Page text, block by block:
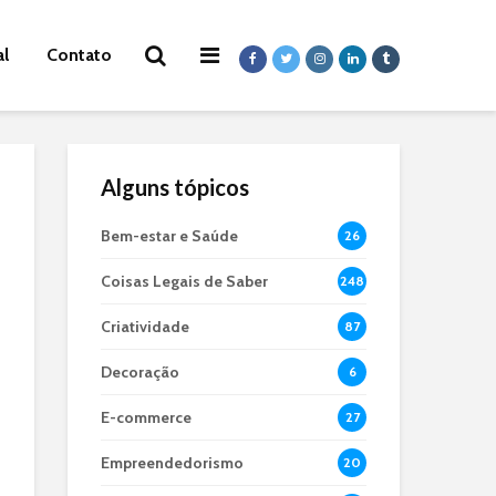
Contato
Alguns tópicos
Bem-estar e Saúde 26
Coisas Legais de Saber 248
Criatividade 87
Decoração 6
E-commerce 27
Empreendedorismo 20